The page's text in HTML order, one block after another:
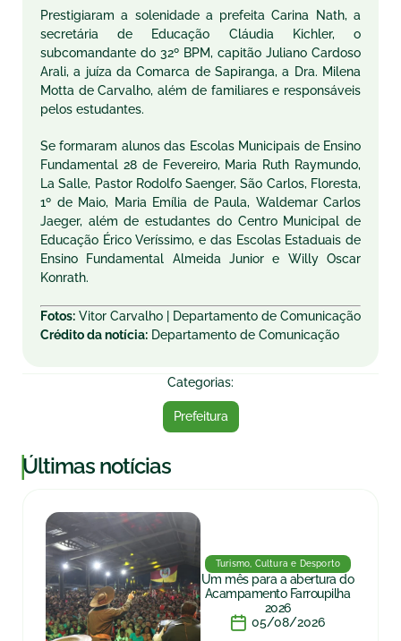
Prestigiaram a solenidade a prefeita Carina Nath, a
secretária de Educação Cláudia Kichler, o
subcomandante do 32º BPM, capitão Juliano Cardoso
Arali, a juíza da Comarca de Sapiranga, a Dra. Milena
Motta de Carvalho, além de familiares e responsáveis
pelos estudantes.
Se formaram alunos das Escolas Municipais de Ensino
Fundamental 28 de Fevereiro, Maria Ruth Raymundo,
La Salle, Pastor Rodolfo Saenger, São Carlos, Floresta,
1º de Maio, Maria Emília de Paula, Waldemar Carlos
Jaeger, além de estudantes do Centro Municipal de
Educação Érico Veríssimo, e das Escolas Estaduais de
Ensino Fundamental Almeida Junior e Willy Oscar
Konrath.
Fotos: Vitor Carvalho | Departamento de Comunicação
Crédito da notícia: Departamento de Comunicação
Categorias:
Prefeitura
|Últimas notícias
Turismo, Cultura e Desporto
Um mês para a abertura do
Acampamento Farroupilha
2026
05/08/2026